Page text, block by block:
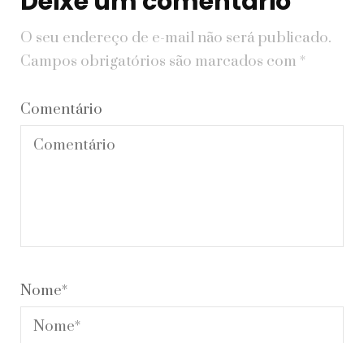
O seu endereço de e-mail não será publicado.
Campos obrigatórios são marcados com *
Comentário
Nome*